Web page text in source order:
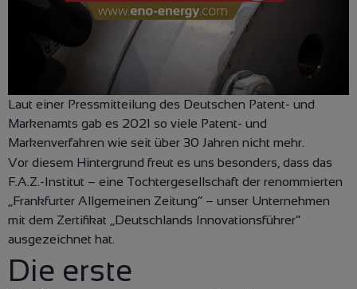
Laut einer Pressmitteilung des Deutschen Patent- und
Markenamts gab es 2021 so viele Patent- und
Markenverfahren wie seit über 30 Jahren nicht mehr.
Vor diesem Hintergrund freut es uns besonders, dass das
F.A.Z.-Institut – eine Tochtergesellschaft der renommierten
„Frankfurter Allgemeinen Zeitung“ – unser Unternehmen
mit dem Zertifikat „Deutschlands Innovationsführer“
ausgezeichnet hat.
Die erste